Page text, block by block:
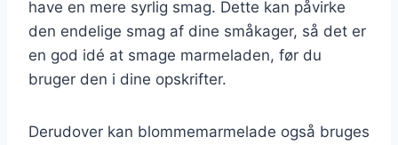
have en mere syrlig smag. Dette kan påvirke
den endelige smag af dine småkager, så det er
en god idé at smage marmeladen, før du
bruger den i dine opskrifter.
Derudover kan blommemarmelade også bruges